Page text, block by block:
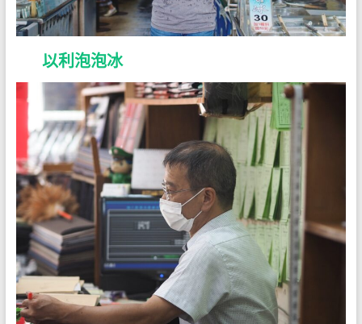
以利泡泡冰